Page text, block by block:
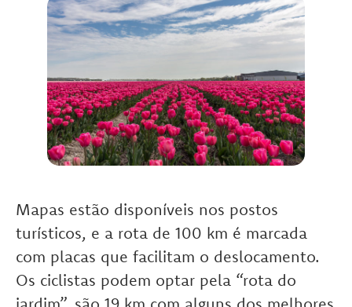
Mapas estão disponíveis nos postos
turísticos, e a rota de 100 km é marcada
com placas que facilitam o deslocamento.
Os ciclistas podem optar pela “rota do